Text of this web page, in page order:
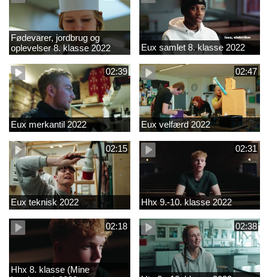
Fødevarer, jordbrug og
oplevelser 8. klasse 2022
Eux samlet 8. klasse 2022
02:39
Eux merkantil 2022
02:47
Eux velfærd 2022
02:15
Eux teknisk 2022
02:31
Hhx 9.-10. klasse 2022
02:18
Hhx 8. klasse (Mine
02:38